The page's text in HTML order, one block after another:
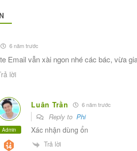
6 năm trước
Email vẫn xài ngon nhé các bác, vừa
lời
Admin
Luân Trần 6 năm trước
Reply toPhi
Xác nhận dùng ổn
Trả lời